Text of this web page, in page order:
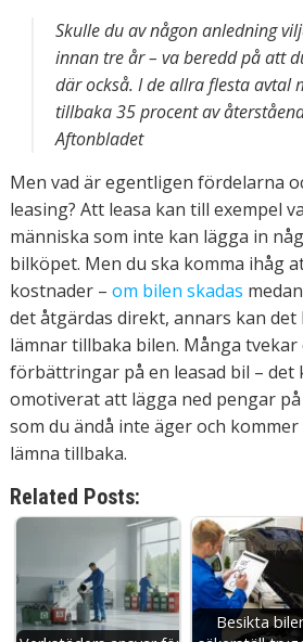
Skulle du av någon anledning
innan tre år – va beredd på att
där också. I de allra flesta avtal
tillbaka 35 procent av
Aftonbladet
Men vad är egentligen fördelarna
leasing? Att leasa kan till exempel
människa som inte kan lägga in
bilköpet. Men du ska komma ihåg
kostnader – om bilen skadas
det åtgärdas direkt, annars kan det
lämnar tillbaka bilen. Många
förbättringar på en leasad bil – det
omotiverat att lägga ned pengar
som du ändå inte äger och
lämna tillbaka.
Related Posts:
Besikta